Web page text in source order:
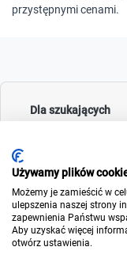
przystępnymi cenami.
Dla szukających
Używamy plików
Możemy je zamieścić w
ulepszenia naszej strony
zapewnienia Państwu
Aby uzyskać więcej
otwórz ustawienia.